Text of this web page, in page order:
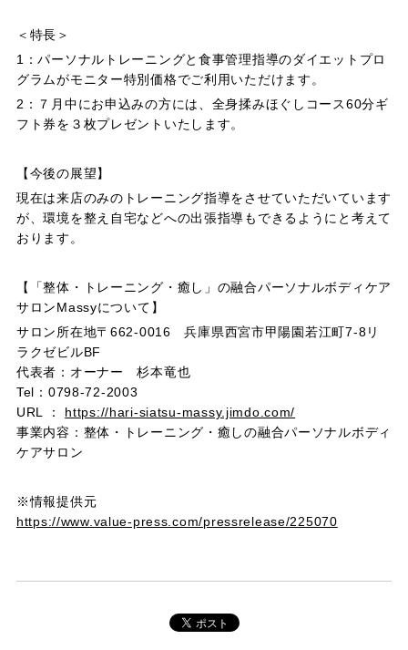
＜特長＞
1：パーソナルトレーニングと食事管理指導のダイエットプロ
グラムがモニター特別価格でご利用いただけます。
2：７月中にお申込みの方には、全身揉みほぐしコース60分ギ
フト券を３枚プレゼントいたします。
【今後の展望】
現在は来店のみのトレーニング指導をさせていただいています
が、環境を整え自宅などへの出張指導もできるようにと考えて
おります。
【「整体・トレーニング・癒し」の融合パーソナルボディケア
サロンMassyについて】
サロン所在地〒662-0016 兵庫県西宮市甲陽園若江町7-8リ
ラクゼビルBF
代表者：オーナー 杉本竜也
Tel：0798-72-2003
URL ： https://hari-siatsu-massy.jimdo.com/
事業内容：整体・トレーニング・癒しの融合パーソナルボディ
ケアサロン
※情報提供元
https://www.value-press.com/pressrelease/225070